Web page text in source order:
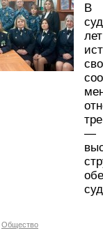
В
—
Общество